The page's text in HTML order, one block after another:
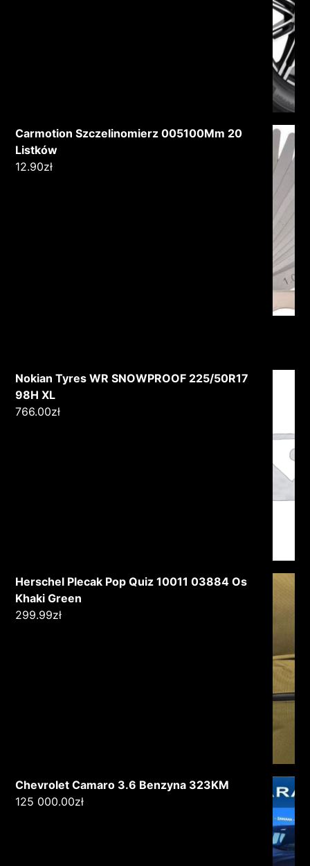
Carmotion Szczelinomierz 005100Mm 20
Listków
12.90zł
Nokian Tyres WR SNOWPROOF 225/50R17
98H XL
766.00zł
Herschel Plecak Pop Quiz 10011 03884 Os
Khaki Green
299.99zł
Chevrolet Camaro 3.6 Benzyna 323KM
125 000.00zł